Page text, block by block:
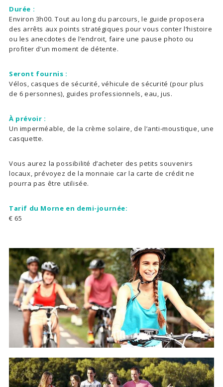
Durée :
Environ 3h00. Tout au long du parcours, le guide proposera
des arrêts aux points stratégiques pour vous conter l’histoire
ou les anecdotes de l’endroit, faire une pause photo ou
profiter d’un moment de détente.
Seront fournis :
Vélos, casques de sécurité, véhicule de sécurité (pour plus
de 6 personnes), guides professionnels, eau, jus.
À prévoir :
Un imperméable, de la crème solaire, de l’anti-moustique, une
casquette.
Vous aurez la possibilité d’acheter des petits souvenirs
locaux, prévoyez de la monnaie car la carte de crédit ne
pourra pas être utilisée.
Tarif du Morne en demi-journée:
€ 65